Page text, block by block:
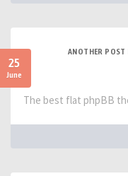
25
June
ANOTHER POST
The best flat phpBB